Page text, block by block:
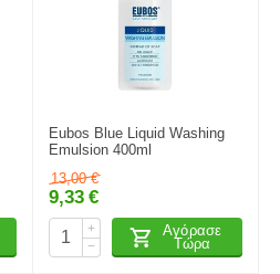
Eubos Blue Liquid Washing
Emulsion 400ml
13,00 €
9,33 €
+
−
Αγόρασε
Τώρα